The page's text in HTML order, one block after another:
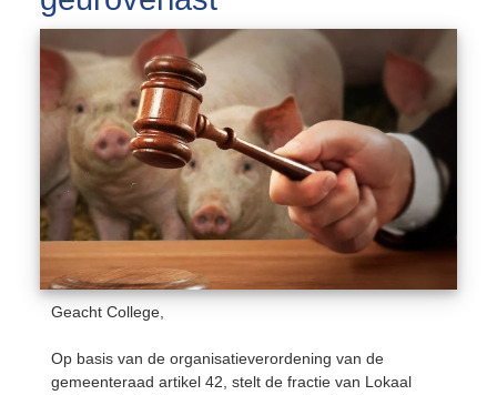
Geacht College,
Op basis van de organisatieverordening van de
gemeenteraad artikel 42, stelt de fractie van Lokaal